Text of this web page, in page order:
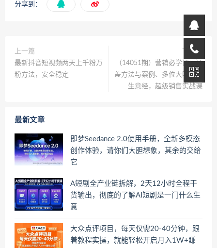
分享到：
上一篇
最新抖音短视频两天上千粉万
粉方法，安全稳定
下一篇
（14051期）营销必学课：涵
盖方法与案例、多位大咖亲授
生意经，超级销售实战课
最新文章
即梦Seedance 2.0使用手册，全新多模态
创作体验，请你们大胆想象，其余的交给
它
A短剧全产业链拆解，2天12小时全程干
货输出，彻底的了解AI短剧是一门什么生
意
大众点评项目，每天仅需20-40分钟，跟
着教程实操，就能轻松开启月入1W+賺